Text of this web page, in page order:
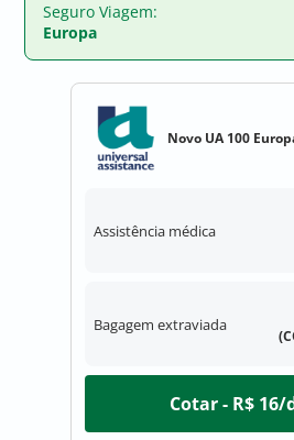
Seguro Viagem:
Europa
Novo UA 100
Assistência médica
Bagagem extraviada
Cotar - R$